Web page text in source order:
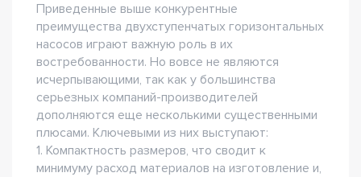
Приведенные выше конкурентные
преимущества двухступенчатых горизонтальных
насосов играют важную роль в их
востребованности. Но вовсе не являются
исчерпывающими, так как у большинства
серьезных компаний-производителей
дополняются еще несколькими существенными
плюсами. Ключевыми из них выступают:
1. Компактность размеров, что сводит к
минимуму расход материалов на изготовление и,